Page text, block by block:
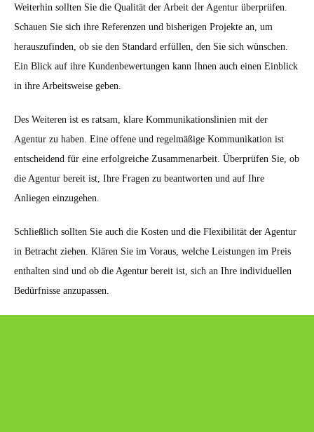
Weiterhin sollten Sie die Qualität der Arbeit der Agentur überprüfen.
Schauen Sie sich ihre Referenzen und bisherigen Projekte an, um
herauszufinden, ob sie den Standard erfüllen, den Sie sich wünschen.
Ein Blick auf ihre Kundenbewertungen kann Ihnen auch einen Einblick
in ihre Arbeitsweise geben.
Des Weiteren ist es ratsam, klare Kommunikationslinien mit der
Agentur zu haben. Eine offene und regelmäßige Kommunikation ist
entscheidend für eine erfolgreiche Zusammenarbeit. Überprüfen Sie, ob
die Agentur bereit ist, Ihre Fragen zu beantworten und auf Ihre
Anliegen einzugehen.
Schließlich sollten Sie auch die Kosten und die Flexibilität der Agentur
in Betracht ziehen. Klären Sie im Voraus, welche Leistungen im Preis
enthalten sind und ob die Agentur bereit ist, sich an Ihre individuellen
Bedürfnisse anzupassen.